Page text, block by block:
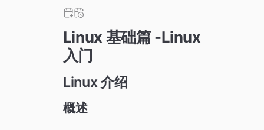
Linux 基础篇 -Linux
入门
Linux 介绍
概述